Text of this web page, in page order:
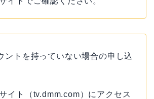
ントを持っていない場合の申し込
イト（tv.dmm.com）にアクセス